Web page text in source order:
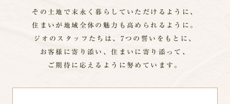
その土地で末永く暮らしていただけるように、
住まいが地域全体の魅力も高められるように。
ジオのスタッフたちは、7つの誓いをもとに、
お客様に寄り添い、住まいに寄り添って、
ご期待に応えるように努めています。